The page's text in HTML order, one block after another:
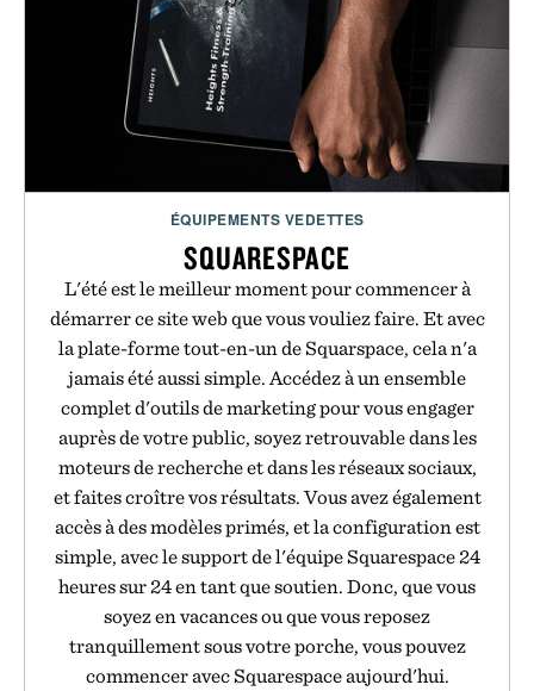
ÉQUIPEMENTS VEDETTES
SQUARESPACE
L'été est le meilleur moment pour commencer à
démarrer ce site web que vous vouliez faire. Et avec
la plate-forme tout-en-un de Squarspace, cela n'a
jamais été aussi simple. Accédez à un ensemble
complet d'outils de marketing pour vous engager
auprès de votre public, soyez retrouvable dans les
moteurs de recherche et dans les réseaux sociaux,
et faites croître vos résultats. Vous avez également
accès à des modèles primés, et la configuration est
simple, avec le support de l'équipe Squarespace 24
heures sur 24 en tant que soutien. Donc, que vous
soyez en vacances ou que vous reposez
tranquillement sous votre porche, vous pouvez
commencer avec Squarespace aujourd'hui.